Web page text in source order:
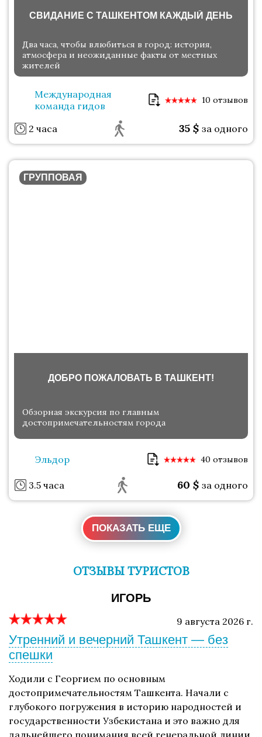
СВИДАНИЕ С ТАШКЕНТОМ КАЖДЫЙ ДЕНЬ
Два часа, чтобы влюбиться в город: история,
атмосфера и неожиданные факты от местных
жителей
Международная
команда гидов
10 отзывов
2 часа 35 $ за одного
ГРУППОВАЯ
ДОБРО ПОЖАЛОВАТЬ В ТАШКЕНТ!
Обзорная экскурсия по главным
достопримечательностям города
Эльдор 40 отзывов
3.5 часа 60 $ за одного
ПОКАЗАТЬ ЕЩЕ
ОТЗЫВЫ ТУРИСТОВ
ИГОРЬ
9 августа 2026 г.
Утренний и вечерний Ташкент — без
спешки
Ходили с Георгием по основным
достопримечательностям Ташкента. Начали с
глубокого погружения в историю народностей и
государственности Узбекистана и это важно для